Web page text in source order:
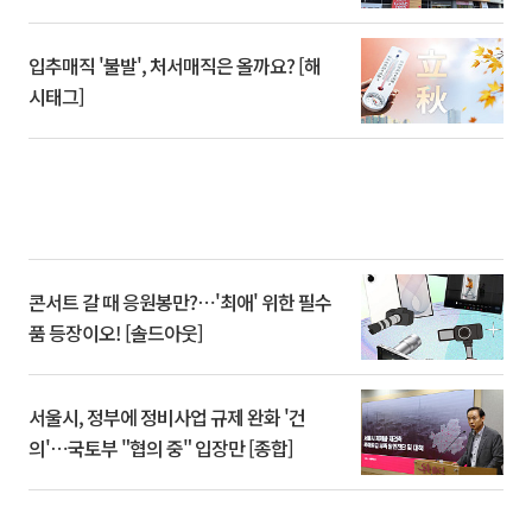
입추매직 '불발', 처서매직은 올까요? [해
시태그]
콘서트 갈 때 응원봉만?⋯'최애' 위한 필수
품 등장이오! [솔드아웃]
서울시, 정부에 정비사업 규제 완화 '건
의'⋯국토부 "협의 중" 입장만 [종합]